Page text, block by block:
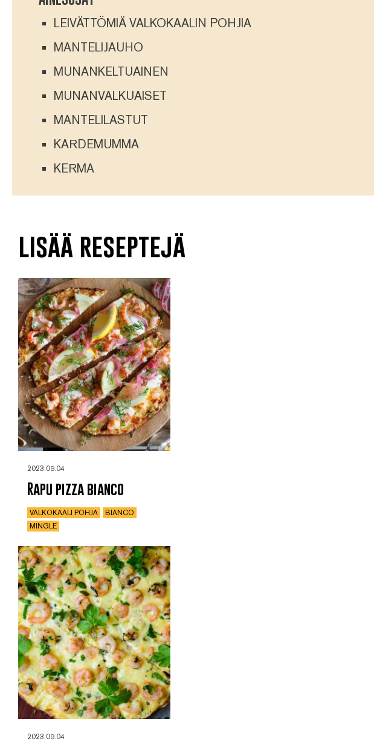
LEIVÄTTÖMIÄ VALKOKAALIN POHJIA
MANTELIJAUHO
MUNANKELTUAINEN
MUNANVALKUAISET
MANTELILASTUT
KARDEMUMMA
KERMA
lisää reseptejä
2023.09.04
Rapu pizza bianco
VALKOKAALI POHJA
BIANCO
MINGLE
2023.09.04